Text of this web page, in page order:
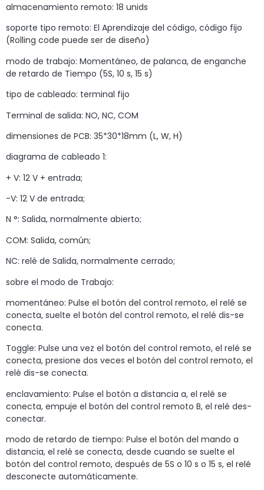
almacenamiento remoto: 18 unids
soporte tipo remoto: El Aprendizaje del código, código fijo
(Rolling code puede ser de diseño)
modo de trabajo: Momentáneo, de palanca, de enganche
de retardo de Tiempo (5S, 10 s, 15 s)
tipo de cableado: terminal fijo
Terminal de salida: NO, NC, COM
dimensiones de PCB: 35*30*18mm (L, W, H)
diagrama de cableado 1:
+ V: 12 V + entrada;
-V: 12 V de entrada;
N °: Salida, normalmente abierto;
COM: Salida, común;
NC: relé de Salida, normalmente cerrado;
sobre el modo de Trabajo:
momentáneo: Pulse el botón del control remoto, el relé se
conecta, suelte el botón del control remoto, el relé dis-se
conecta.
Toggle: Pulse una vez el botón del control remoto, el relé se
conecta, presione dos veces el botón del control remoto, el
relé dis-se conecta.
enclavamiento: Pulse el botón a distancia a, el relé se
conecta, empuje el botón del control remoto B, el relé des-
conectar.
modo de retardo de tiempo: Pulse el botón del mando a
distancia, el relé se conecta, desde cuando se suelte el
botón del control remoto, después de 5S o 10 s o 15 s, el relé
desconecte automáticamente.